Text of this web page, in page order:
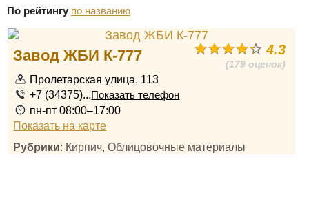
По рейтингу по названию
4.3
(179 оценок)
Завод ЖБИ К-777
Пролетарская улица, 113
+7 (34375)...Показать телефон
пн-пт 08:00–17:00
Показать на карте
Рубрики: Кирпич, Облицовочные материалы